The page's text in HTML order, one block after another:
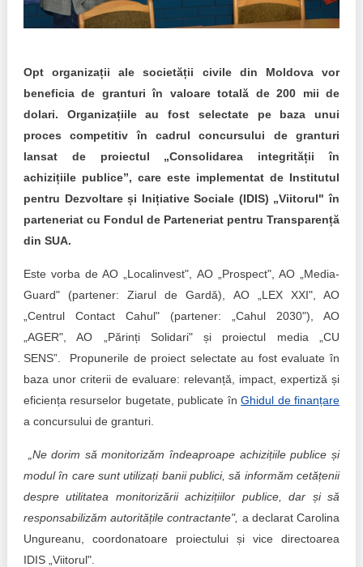
Transparency of state – owned enterprises
Democracy, independence and transparency of key
public institutions in Moldova
Integrity of public procurement in Moldova
Public procurement
Opt organizații ale societății civile din Moldova vor
beneficia de granturi în valoare totală de 200 mii de
dolari. Organizațiile au fost selectate pe baza unui
proces competitiv în cadrul concursului de granturi
lansat de proiectul „Consolidarea integrității în
achizițiile publice”, care este implementat de Institutul
pentru Dezvoltare și Inițiative Sociale (IDIS) „Viitorul" în
parteneriat cu Fondul de Parteneriat pentru Transparență
din SUA.
Este vorba de AO „Localinvest", AO „Prospect", AO „Media-
Guard" (partener: Ziarul de Gardă), AO „LEX XXI", AO
„Centrul Contact Cahul" (partener: „Cahul 2030"), AO
„AGER", AO „Părinți Solidari" și proiectul media „CU
SENS”. Propunerile de proiect selectate au fost evaluate în
baza unor criterii de evaluare: relevanță, impact, expertiză și
eficiența resurselor bugetate, publicate înGhidul de finanțare
a concursului de granturi.
„Ne dorim să monitorizăm îndeaproape achizițiile publice și
modul în care sunt utilizați banii publici, să informăm cetățenii
despre utilitatea monitorizării achizițiilor publice, dar și să
responsabilizăm autoritățile contractante", a declarat Carolina
Ungureanu, coordonatoare proiectului și vice directoarea
IDIS „Viitorul".